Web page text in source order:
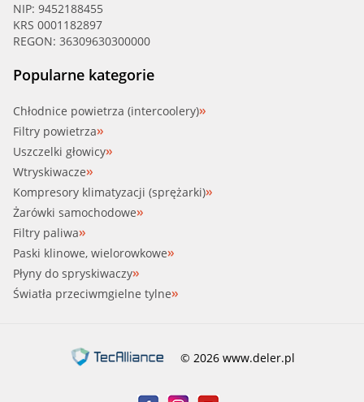
NIP: 9452188455
KRS 0001182897
REGON: 36309630300000
Popularne kategorie
Chłodnice powietrza (intercoolery)
Filtry powietrza
Uszczelki głowicy
Wtryskiwacze
Kompresory klimatyzacji (sprężarki)
Żarówki samochodowe
Filtry paliwa
Paski klinowe, wielorowkowe
Płyny do spryskiwaczy
Światła przeciwmgielne tylne
© 2026 www.deler.pl